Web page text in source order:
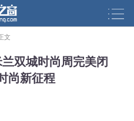
文
双城时尚周完美闭
尚新征程